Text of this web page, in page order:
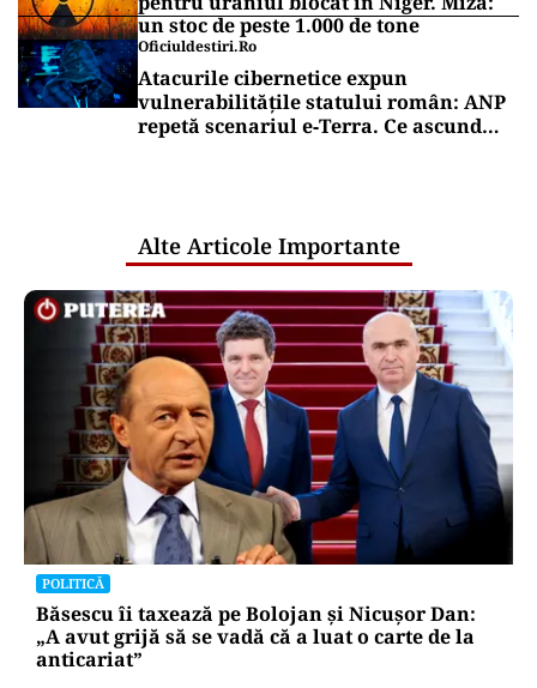
un stoc de peste 1.000 de tone
Oficiuldestiri.ro
Atacurile cibernetice expun
vulnerabilitățile statului român: ANP
repetă scenariul e‑Terra. Ce ascund
Alte Articole Importante
POLITICĂ
Băsescu îi taxează pe Bolojan și Nicușor Dan:
„A avut grijă să se vadă că a luat o carte de la
anticariat”